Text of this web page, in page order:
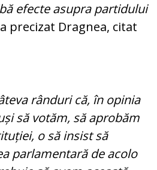
efecte asupra partidului
precizat Dragnea, citat
rânduri că, în opinia
să votăm, să aprobăm
o să insist să
parlamentară de acolo